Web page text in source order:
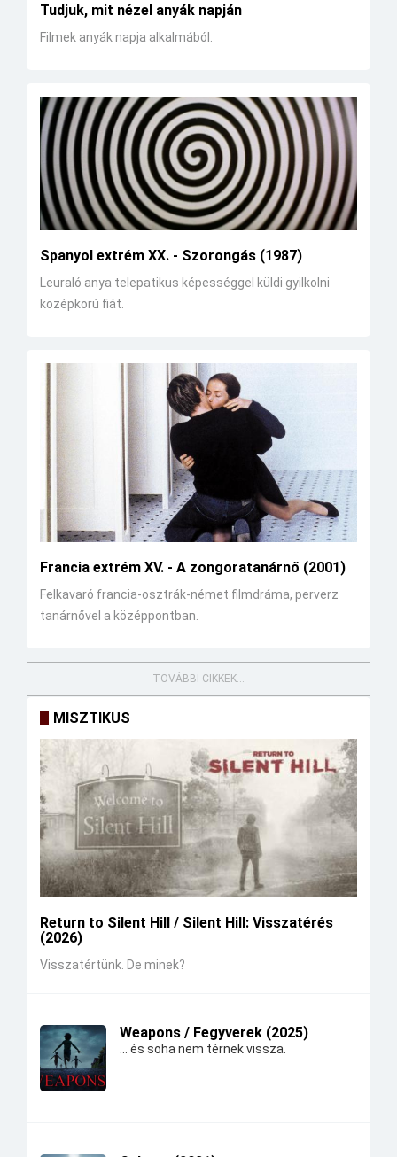
Tudjuk, mit nézel anyák napján
Filmek anyák napja alkalmából.
Spanyol extrém XX. - Szorongás (1987)
Leuraló anya telepatikus képességgel küldi gyilkolni
középkorú fiát.
Francia extrém XV. - A zongoratanárnő (2001)
Felkavaró francia-osztrák-német filmdráma, perverz
tanárnővel a középpontban.
TOVÁBBI CIKKEK...
MISZTIKUS
Return to Silent Hill / Silent Hill: Visszatérés
(2026)
Visszatértünk. De minek?
Weapons / Fegyverek (2025)
... és soha nem térnek vissza.